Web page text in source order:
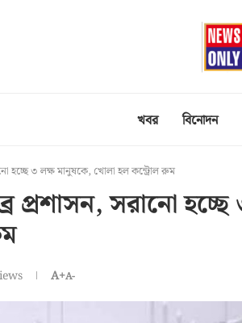
খবর বিনোদন
হচ্ছে ৩ লক্ষ মানুষকে, খোলা হল কন্ট্রোল রুম
প্রশাসন, সরানো
A+A-